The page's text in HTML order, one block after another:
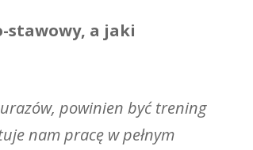
stawowy, a jaki
powinien być trening
nam pracę w pełnym